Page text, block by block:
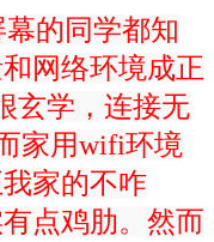
的同学都知
网络环境成正
玄学，连接无
家用wifi环境
家的不咋
点鸡肋。然而